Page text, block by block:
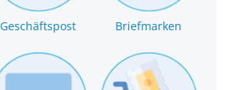
Geschäftspost Briefmarken